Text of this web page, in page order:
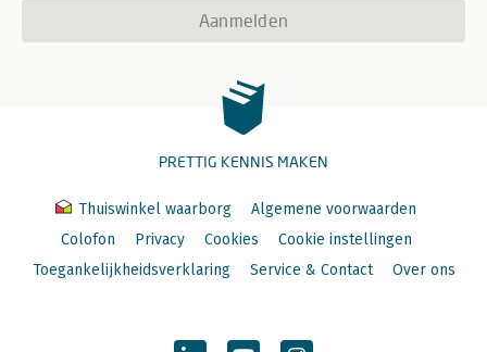
Aanmelden
PRETTIG KENNIS MAKEN
Thuiswinkel waarborg
Algemene voorwaarden
Colofon
Privacy Cookies
Cookie instellingen
Toegankelijkheidsverklaring
Service & Contact Over ons